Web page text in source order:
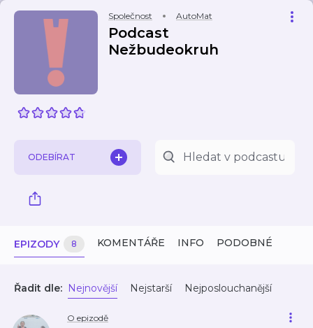
Společnost AutoMat
Podcast
Nežbudeokruh
ODEBÍRAT
EPIZODY 8 KOMENTÁŘE INFO PODOBNÉ
Řadit dle: Nejnovější Nejstarší Nejposlouchanější
O epizodě